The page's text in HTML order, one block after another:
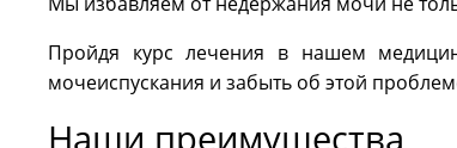
Пройдя курс лечения в нашем
мочеиспускания и забыть об этой
Наши преимущества